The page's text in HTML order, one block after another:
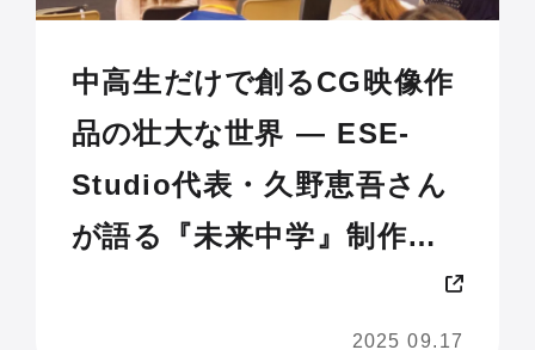
中高生だけで創るCG映像作
品の壮大な世界 — ESE-
Studio代表・久野恵吾さん
が語る『未来中学』制作の
2025 09.17